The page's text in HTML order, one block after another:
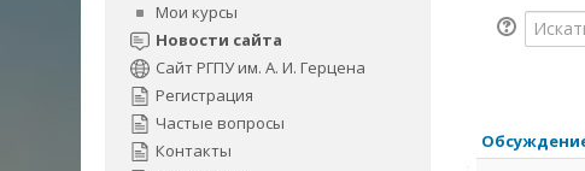
Искать
Мои курсы
Новости сайта
Сайт РГПУ им. А. И. Герцена
Регистрация
Частые вопросы
Контакты